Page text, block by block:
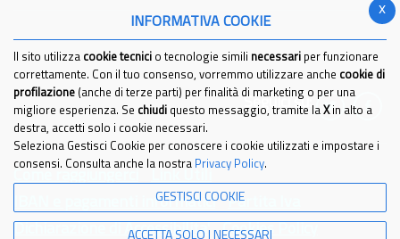
Seguici su:
IBAN e pagamenti informatici
Partita Iva
Dichiarazione di Accessibilita'
Cookies Policy
x
INFORMATIVA COOKIE
Il sito utilizza cookie tecnici o tecnologie simili necessari per funzionare
correttamente. Con il tuo consenso, vorremmo utilizzare anche cookie di
profilazione (anche di terze parti) per finalità di marketing o per una
migliore esperienza. Se chiudi questo messaggio, tramite la Xin alto a
destra, accetti solo i cookie necessari.
Seleziona Gestisci Cookie per conoscere i cookie utilizzati e impostare i
consensi. Consulta anche la nostra Privacy Policy.
GESTISCI COOKIE
ACCETTA SOLO I NECESSARI